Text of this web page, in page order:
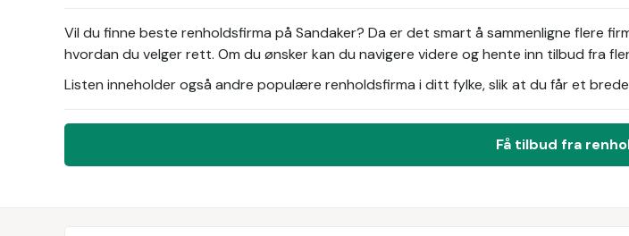
Vil du finne beste renholdsfirma på Sandaker? Da er det smart å sammenligne flere
hvordan du velger rett. Om du ønsker kan du navigere videre og hente inn tilbud fra
Listen inneholder også andre populære renholdsfirma i ditt fylke, slik at du får et
Få tilbud fra